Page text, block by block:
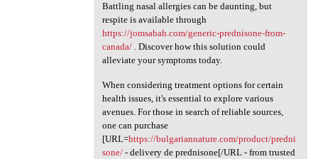
Battling nasal allergies can be daunting, but
respite is available through
https://jomsabah.com/generic-prednisone-from-
canada/. Discover how this solution could
alleviate your symptoms today.
When considering treatment options for certain
health issues, it's essential to explore various
avenues. For those in search of reliable sources,
one can purchase
[URL=https://bulgariannature.com/product/predni
sone/- delivery de prednisone[/URL - from trusted